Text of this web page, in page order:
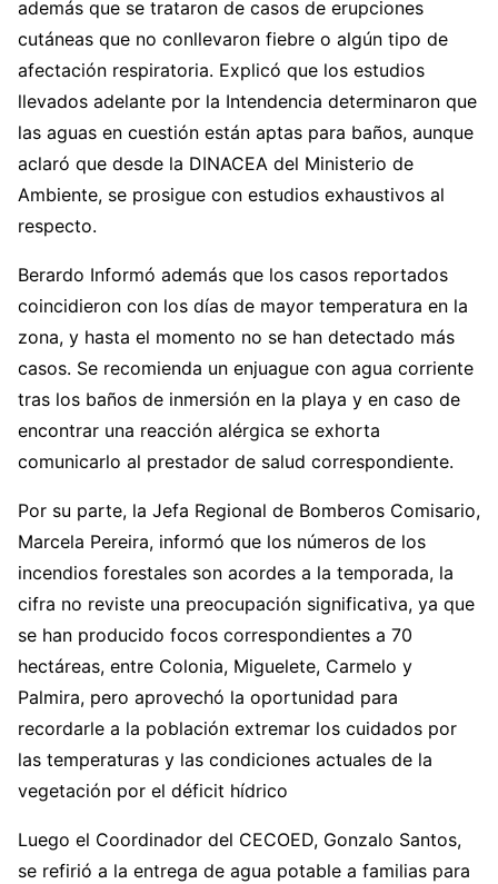
además que se trataron de casos de erupciones
cutáneas que no conllevaron fiebre o algún tipo de
afectación respiratoria. Explicó que los estudios
llevados adelante por la Intendencia determinaron que
las aguas en cuestión están aptas para baños, aunque
aclaró que desde la DINACEA del Ministerio de
Ambiente, se prosigue con estudios exhaustivos al
respecto.
Berardo Informó además que los casos reportados
coincidieron con los días de mayor temperatura en la
zona, y hasta el momento no se han detectado más
casos. Se recomienda un enjuague con agua corriente
tras los baños de inmersión en la playa y en caso de
encontrar una reacción alérgica se exhorta
comunicarlo al prestador de salud correspondiente.
Por su parte, la Jefa Regional de Bomberos Comisario,
Marcela Pereira, informó que los números de los
incendios forestales son acordes a la temporada, la
cifra no reviste una preocupación significativa, ya que
se han producido focos correspondientes a 70
hectáreas, entre Colonia, Miguelete, Carmelo y
Palmira, pero aprovechó la oportunidad para
recordarle a la población extremar los cuidados por
las temperaturas y las condiciones actuales de la
vegetación por el déficit hídrico
Luego el Coordinador del CECOED, Gonzalo Santos,
se refirió a la entrega de agua potable a familias para